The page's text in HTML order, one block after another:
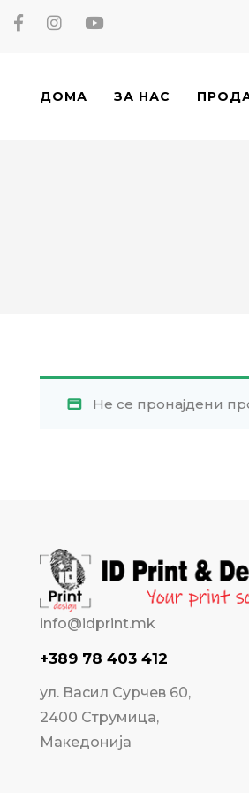
ДОМА ЗА НАС
Не се пронајдени
info@idprint.mk
+389 78 403 412
ул. Васил Сурчев 60,
2400 Струмица,
Македонија